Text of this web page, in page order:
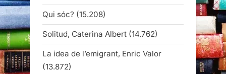
Qui sóc? (15.208)
Solitud, Caterina Albert (14.762)
La idea de l’emigrant, Enric Valor
(13.872)